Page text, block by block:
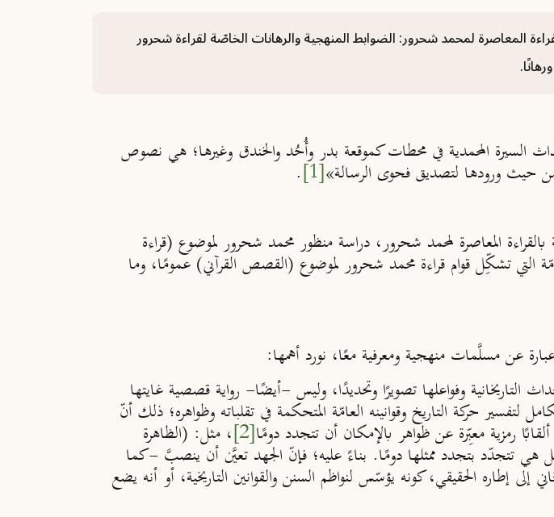
المعاصرة لمحمد شحرور: الضوابط المنهجية والرهانات الخاصّة لقراءة شحرور
المحمدية في محطات كموقعة بدر وأُحُد والخندق وغيرها؛ هي نصوص
من حيث ورودها لتصديق فحوى الرسالة»[1]
.
بالقراءة المعاصرة لمحمد شحرور، دراسة منظور محمد شحرور لموضوع (قراءة
التي تشكِّل قوام قراءة محمد شحرور لموضوع (القصص القرآني) عمومًا، وما
عن مسلَّمات منهجية ومعرفية معًا، نورد أهمها:
وفواعلها تصويرًا وتحديدًا، وليس -أيضًا- رواية قصصية غايتها
حركة التاريخ وقوانينه العامّة المتحكمة في تقلباته وظواهره؛ ذلك أنّ
رمزية معبِّرة عن ظواهر بالإمكان أن تتجدد دومًا[2] ، مثل: (الظاهرة
هي تتجدّد بتجدد ممثلها دومًا. بناءً عليه؛ فإنّ الجهد تعيَّن أن ينصبَّ -كما
إطاره الحقيقي، كونه يؤسّس لنواظم السنن والقوانين التاريخية، أو أنه يضع